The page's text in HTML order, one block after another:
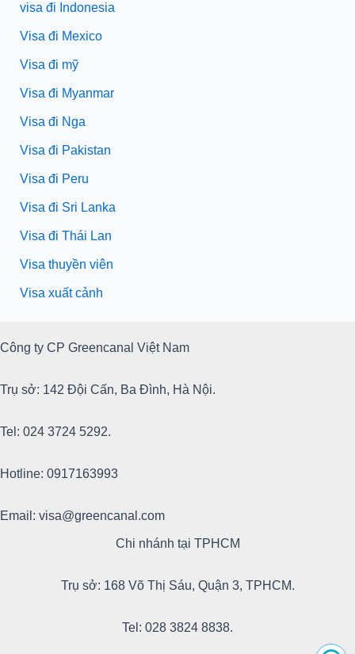
visa đi Indonesia
Visa đi Mexico
Visa đi mỹ
Visa đi Myanmar
Visa đi Nga
Visa đi Pakistan
Visa đi Peru
Visa đi Sri Lanka
Visa đi Thái Lan
Visa thuyền viên
Visa xuất cảnh
Công ty CP Greencanal Việt Nam
Trụ sở: 142 Đội Cấn, Ba Đình, Hà Nội.
Tel: 024 3724 5292.
Hotline: 0917163993
Email: visa@greencanal.com
Chi nhánh tại TPHCM
Trụ sở: 168 Võ Thị Sáu, Quận 3, TPHCM.
Tel: 028 3824 8838.